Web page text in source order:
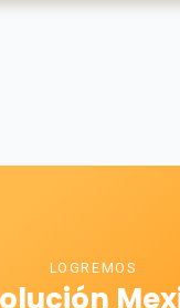
LOGREMOS